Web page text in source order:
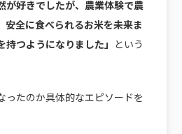
が好きでしたが、農業体験で農
安全に食べられるお米を未来ま
つようになりました」
という
ったのか具体的なエピソードを